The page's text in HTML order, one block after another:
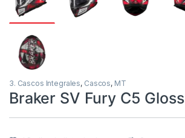
3. Cascos Integrales, Cascos, MT
Braker SV Fury C5 Gloss